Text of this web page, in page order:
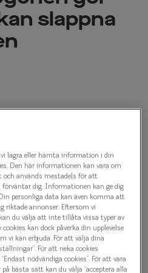
Olika
Taberg
Oscar
Trender
slappna
om hörselglasögonen
genast intresserad av
haft dem ett halvår och
inslag i vardagen.
hon.
på tomten i Kungsbacka.
hörselglasögonen från
vi lagra eller hämta information i din
Den här informationen kan vara om
och används mestadels för att
dig. Informationen kan ge dig
personliga data kan även komma att
riktade annonser. Eftersom vi
du välja att inte tillåta vissa typer av
kan dock påverka din upplevelse
vi kan erbjuda. För att välja dina
För att neka cookies
nödvändiga cookies”. För att vara
bästa sätt kan du välja ”acceptera alla